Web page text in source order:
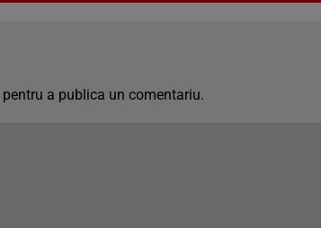
pentru a publica un comentariu.